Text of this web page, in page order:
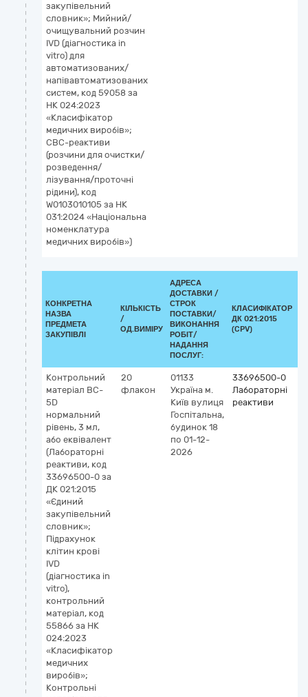
закупівельний
словник»; Мийний/
очищувальний розчин
IVD (діагностика in
vitro) для
автоматизованих/
напівавтоматизованих
систем, код 59058 за
НК 024:2023
«Класифікатор
медичних виробів»;
CBC-реактиви
(розчини для очистки/
розведення/
лізування/проточні
рідини), код
W0103010105 за НК
031:2024 «Національна
номенклатура
медичних виробів»)
КОНКРЕТНА
НАЗВА
ПРЕДМЕТА
ЗАКУПІВЛІ
КІЛЬКІСТЬ
/
ОД.ВИМІРУ
АДРЕСА
ДОСТАВКИ /
СТРОК
ПОСТАВКИ/
ВИКОНАННЯ
РОБІТ/
НАДАННЯ
ПОСЛУГ:
КЛАСИФІКАТОР
ДК 021:2015
(CPV)
Контрольний
матеріал BC-
5D
нормальний
рівень, 3 мл,
або еквівалент
(Лабораторні
реактиви, код
33696500-0 за
ДК 021:2015
«Єдиний
закупівельний
словник»;
Підрахунок
клітин крові
IVD
(діагностика in
vitro),
контрольний
матеріал, код
55866 за НК
024:2023
«Класифікатор
медичних
виробів»;
Контрольні
20
флакон
01133
Україна м.
Київ вулиця
Госпітальна,
будинок 18
по 01-12-
2026
33696500-0
Лабораторні
реактиви